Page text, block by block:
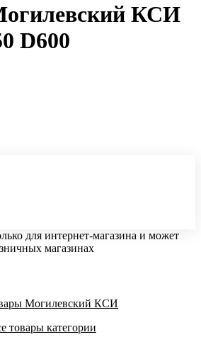
КСИ
D600
для интернет-магазина и может
магазинах
Могилевский КСИ
товары категории